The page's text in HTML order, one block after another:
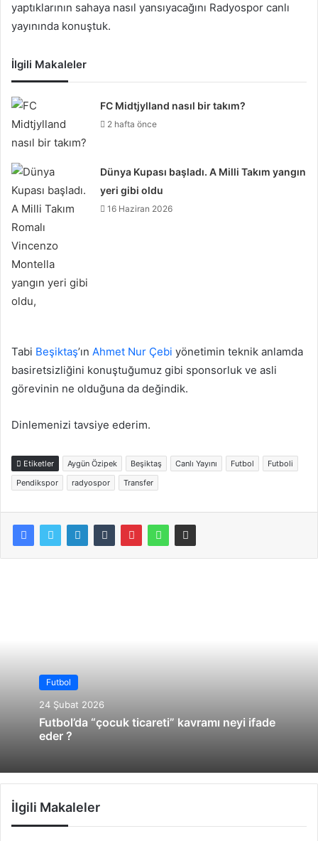
yaptıklarının sahaya nasıl yansıyacağını Radyospor canlı
yayınında konuştuk.
İlgili Makaleler
FC Midtjylland nasıl bir takım?
2 hafta önce
Dünya Kupası başladı. A Milli Takım yangın
yeri gibi oldu
16 Haziran 2026
Tabi Beşiktaş’ın Ahmet Nur Çebi yönetimin teknik anlamda
basiretsizliğini konuştuğumuz gibi sponsorluk ve asli
görevinin ne olduğuna da değindik.
Dinlemenizi tavsiye ederim.
Etiketler Aygün Özipek Beşiktaş Canlı Yayını Futbol
Futboli
Pendikspor
radyospor Transfer
Futbol
24 Şubat 2026
Futbol’da “çocuk ticareti” kavramı neyi ifade
eder ?
İlgili Makaleler